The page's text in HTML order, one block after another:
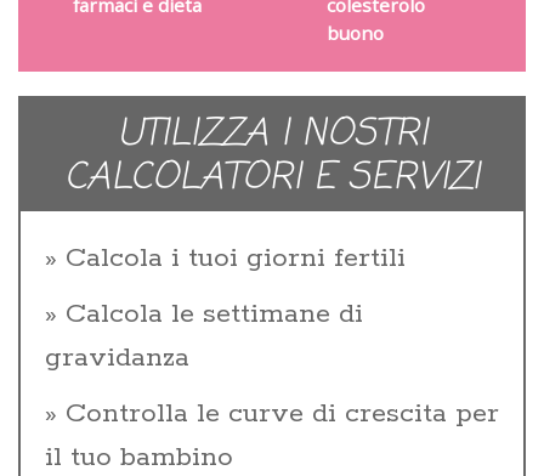
buono
UTILIZZA I NOSTRI
CALCOLATORI E SERVIZI
Calcola i tuoi giorni fertili
Calcola le settimane di
gravidanza
Controlla le curve di crescita per
il tuo bambino